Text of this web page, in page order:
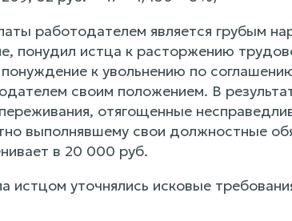
работодателем является грубым
понудил истца к расторжению
к увольнению по
своим положением. В
отягощенные
выполнявшему свои должностные
в 20 000 руб.
истцом уточнялись исковые